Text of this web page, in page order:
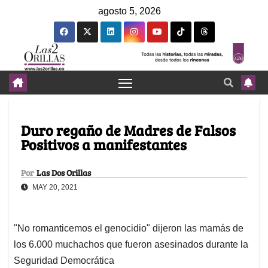
agosto 5, 2026
Duro regaño de Madres de Falsos
Positivos a manifestantes
Por Las Dos Orillas
MAY 20, 2021
"No romanticemos el genocidio" dijeron las mamás de
los 6.000 muchachos que fueron asesinados durante la
Seguridad Democrática